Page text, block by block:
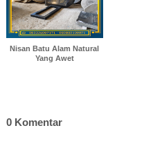
Nisan Batu Alam Natural
Yang Awet
0 Komentar